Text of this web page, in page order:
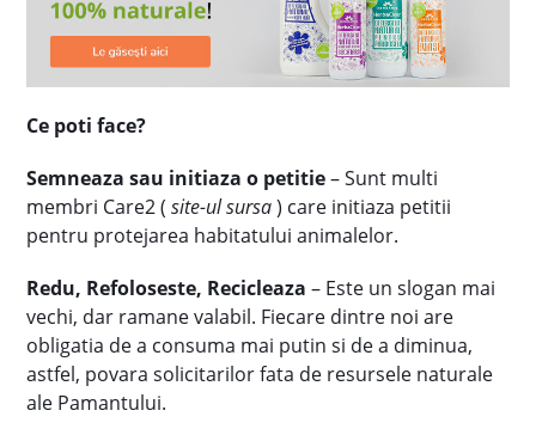
Ce poti face?
Semneaza sau initiaza o petitie– Sunt multi
membri Care2 ( site-ul sursa) care initiaza petitii
pentru protejarea habitatului animalelor.
Redu, Refoloseste, Recicleaza – Este un slogan mai
vechi, dar ramane valabil. Fiecare dintre noi are
obligatia de a consuma mai putin si de a diminua,
astfel, povara solicitarilor fata de resursele naturale
ale Pamantului.